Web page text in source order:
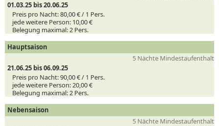
01.03.25 bis 20.06.25
Preis pro Nacht:80,00 € / 1 Pers.
jede weitere Person: 10,00 €
Belegung maximal:2 Pers.
Hauptsaison
5 Nächte Mindestaufenthalt
21.06.25 bis 06.09.25
Preis pro Nacht:90,00 € / 1 Pers.
jede weitere Person:20,00 €
Belegung maximal:2 Pers.
Nebensaison
5 Nächte Mindestaufenthalt